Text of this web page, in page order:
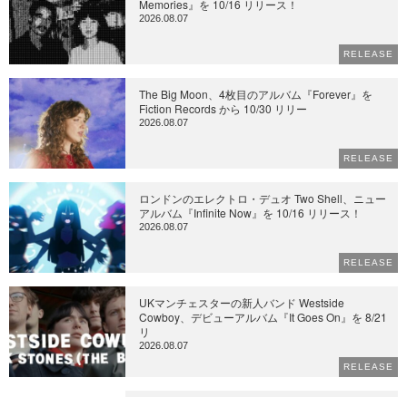
Memories』を 10/16 リリース！
2026.08.07
RELEASE
The Big Moon、4枚目のアルバム『Forever』を
Fiction Records から 10/30 リリー
2026.08.07
RELEASE
ロンドンのエレクトロ・デュオ Two Shell、ニュー
アルバム『Infinite Now』を 10/16 リリース！
2026.08.07
RELEASE
UKマンチェスターの新人バンド Westside
Cowboy、デビューアルバム『It Goes On』を 8/21
リ
2026.08.07
RELEASE